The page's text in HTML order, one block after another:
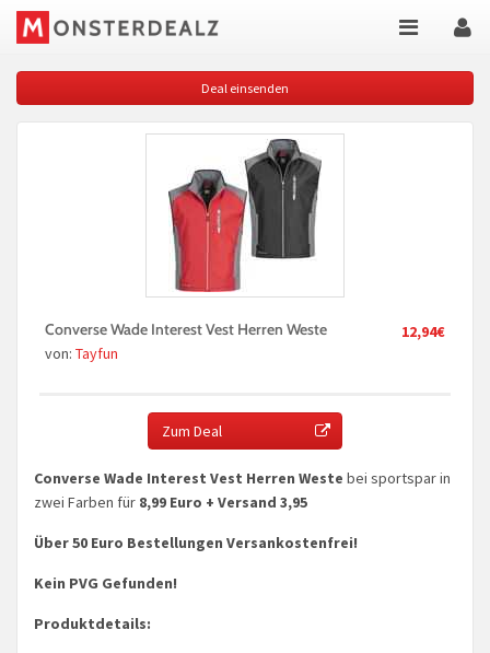
Deal einsenden
12,94€
Converse Wade Interest Vest Herren Weste
von: Tayfun
Zum Deal
Converse Wade Interest Vest Herren Weste bei sportspar in
zwei Farben für 8,99 Euro + Versand 3,95
Über 50 Euro Bestellungen Versankostenfrei!
Kein PVG Gefunden!
Produktdetails: